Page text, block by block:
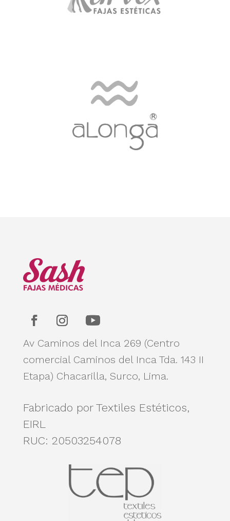
Av Caminos del Inca 269 (Centro
comercial Caminos del Inca Tda. 143 II
Etapa) Chacarilla, Surco, Lima.
Fabricado por Textiles Estéticos,
EIRL
RUC: 20503254078